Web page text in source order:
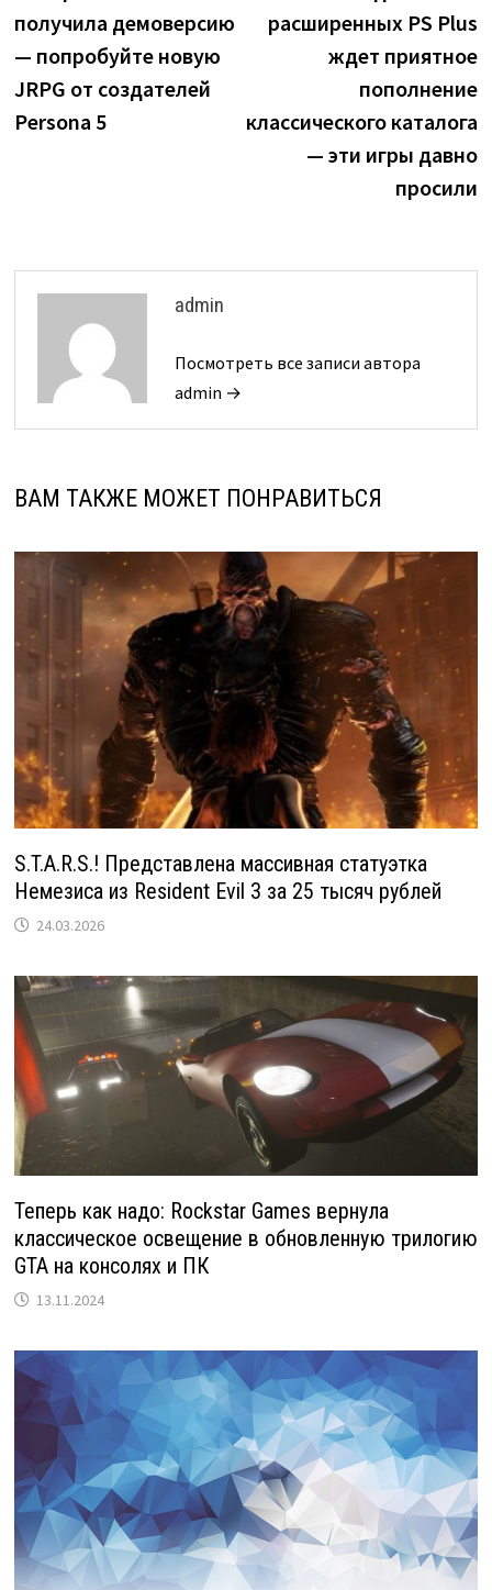
записям
получила демоверсию
— попробуйте новую
JRPG от создателей
Persona 5
расширенных PS Plus
ждет приятное
пополнение
классического каталога
— эти игры давно
просили
admin
Посмотреть все записи автора
admin →
ВАМ ТАКЖЕ МОЖЕТ ПОНРАВИТЬСЯ
S.T.A.R.S.! Представлена массивная статуэтка
Немезиса из Resident Evil 3 за 25 тысяч рублей
24.03.2026
Теперь как надо: Rockstar Games вернула
классическое освещение в обновленную трилогию
GTA на консолях и ПК
13.11.2024